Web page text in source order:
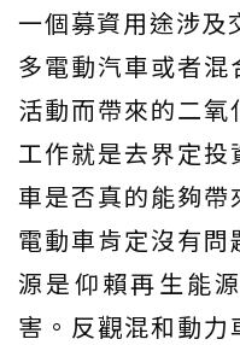
一個募資用途涉
多電動汽車或者
活動而帶來的二
工作就是去界定
車是否真的能夠
電動車肯定沒有
源是仰賴再生能
害。反觀混和動